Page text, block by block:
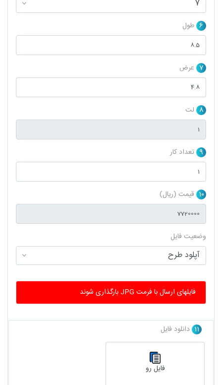
6 طول
7 عرض
8 لت
9 تعداد کار
10 قیمت (ریال)
وضعیت فایل
فایلهای ارسال با فرمت JPG بارگذاری شوند
11 دانلود فایل
فایل رو